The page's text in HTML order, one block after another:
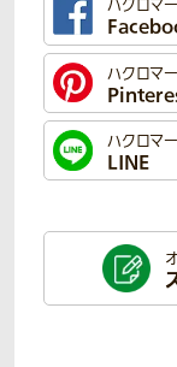
ハクロマ
ハクロマ
ハクロマ
LINE